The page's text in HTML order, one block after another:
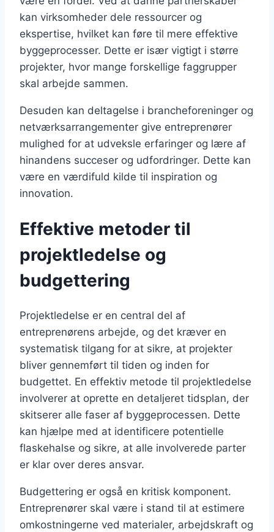
kan virksomheder dele ressourcer og
ekspertise, hvilket kan føre til mere effektive
byggeprocesser. Dette er især vigtigt i større
projekter, hvor mange forskellige faggrupper
skal arbejde sammen.
Desuden kan deltagelse i brancheforeninger og
netværksarrangementer give entreprenører
mulighed for at udveksle erfaringer og lære af
hinandens succeser og udfordringer. Dette kan
være en værdifuld kilde til inspiration og
innovation.
Effektive metoder til
projektledelse og
budgettering
Projektledelse er en central del af
entreprenørens arbejde, og det kræver en
systematisk tilgang for at sikre, at projekter
bliver gennemført til tiden og inden for
budgettet. En effektiv metode til projektledelse
involverer at oprette en detaljeret tidsplan, der
skitserer alle faser af byggeprocessen. Dette
kan hjælpe med at identificere potentielle
flaskehalse og sikre, at alle involverede parter
er klar over deres ansvar.
Budgettering er også en kritisk komponent.
Entreprenører skal være i stand til at estimere
omkostningerne ved materialer, arbejdskraft og